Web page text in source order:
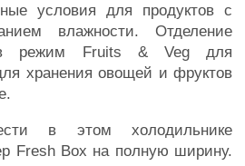
условия для продуктов с
влажности. Отделение
в режим Fruits & Veg для
хранения овощей и фруктов
в этом холодильнике
Fresh Box на полную ширину.